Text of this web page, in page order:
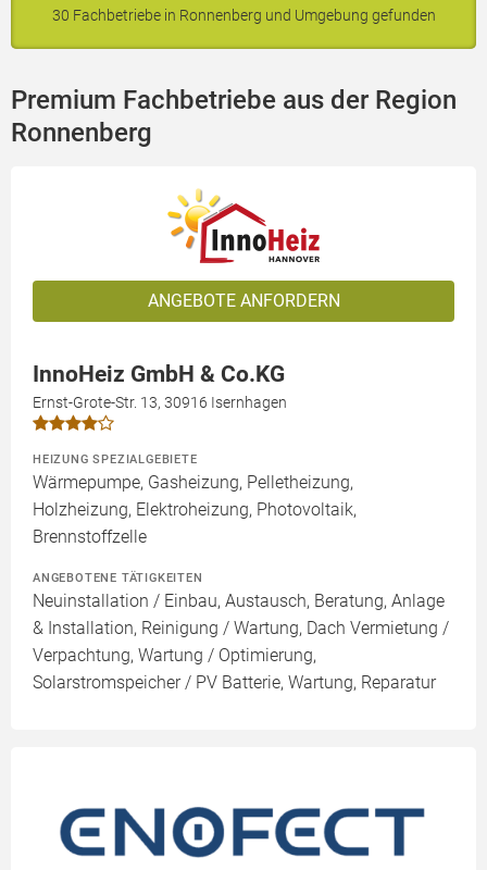
30 Fachbetriebe in Ronnenberg und Umgebung gefunden
Premium Fachbetriebe aus der Region
Ronnenberg
ANGEBOTE ANFORDERN
InnoHeiz GmbH & Co.KG
Ernst-Grote-Str. 13, 30916 Isernhagen
HEIZUNG SPEZIALGEBIETE
Wärmepumpe, Gasheizung, Pelletheizung,
Holzheizung, Elektroheizung, Photovoltaik,
Brennstoffzelle
ANGEBOTENE TÄTIGKEITEN
Neuinstallation / Einbau, Austausch, Beratung, Anlage
& Installation, Reinigung / Wartung, Dach Vermietung /
Verpachtung, Wartung / Optimierung,
Solarstromspeicher / PV Batterie, Wartung, Reparatur